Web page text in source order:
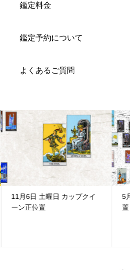
鑑定料金
鑑定予約について
よくあるご質問
11月6日 土曜日 カップクイ
ーン正位置
5
置